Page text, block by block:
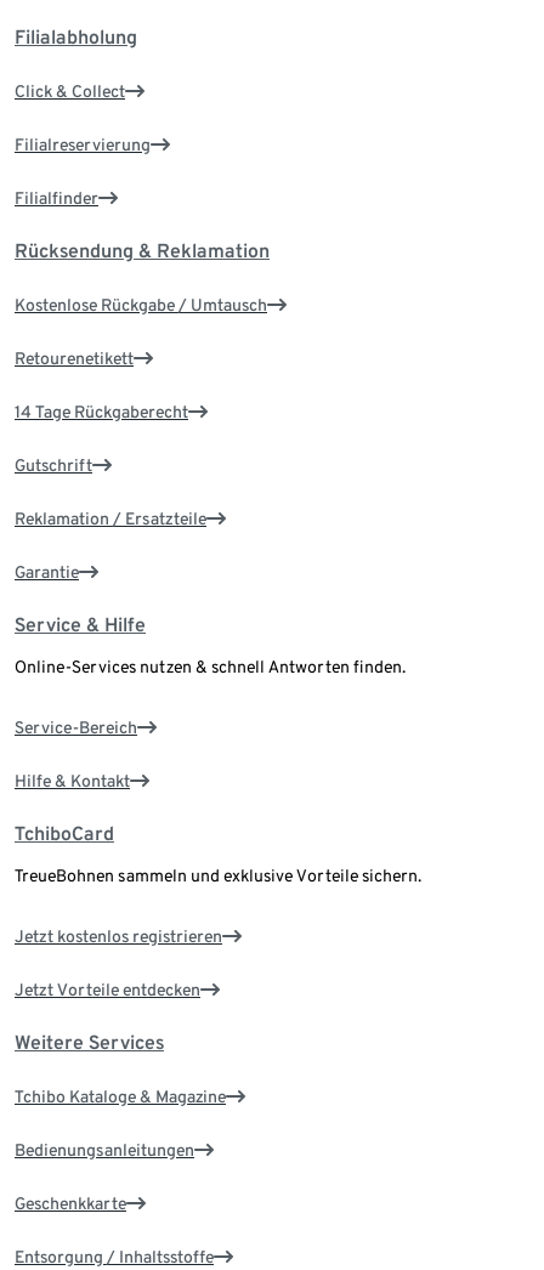
Filialabholung
Click & Collect
Filialreservierung
Filialfinder
Rücksendung & Reklamation
Kostenlose Rückgabe / Umtausch
Retourenetikett
14 Tage Rückgaberecht
Gutschrift
Reklamation / Ersatzteile
Garantie
Service & Hilfe
Online-Services nutzen & schnell Antworten finden.
Service-Bereich
Hilfe & Kontakt
TchiboCard
TreueBohnen sammeln und exklusive Vorteile sichern.
Jetzt kostenlos registrieren
Jetzt Vorteile entdecken
Weitere Services
Tchibo Kataloge & Magazine
Bedienungsanleitungen
Geschenkkarte
Entsorgung / Inhaltsstoffe